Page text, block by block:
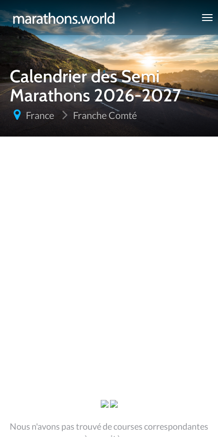
marathons.world
Calendrier des Semi
Marathons 2026-2027
France Franche Comté
Nous n'avons pas trouvé de courses correspondantes